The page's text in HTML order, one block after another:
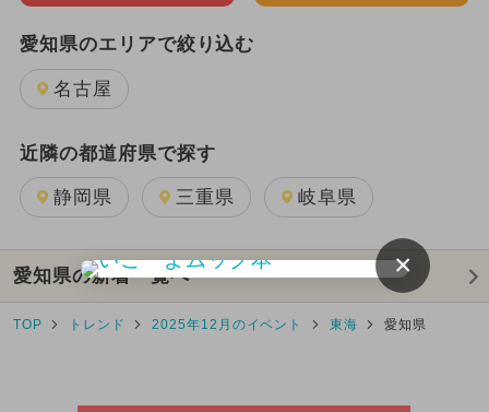
愛知県のエリアで絞り込む
名古屋
近隣の都道府県で探す
静岡県 三重県 岐阜県
愛知県の新着一覧へ
TOP トレンド 2025年12月のイベント 東海 愛知県
×